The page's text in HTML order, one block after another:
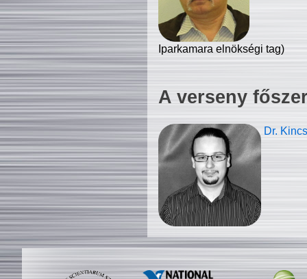
Iparkamara elnökségi tag)
A verseny
Dr.